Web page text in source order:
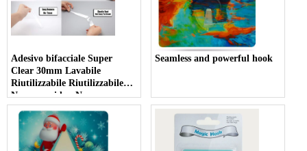
Adesivo bifacciale Super
Clear 30mm Lavabile
Riutilizzabile Riutilizzabile
Nessun residuo Nano
Waterpoof Grip Nastro per
gancio, cucina, bagno
Seamless and powerful hook